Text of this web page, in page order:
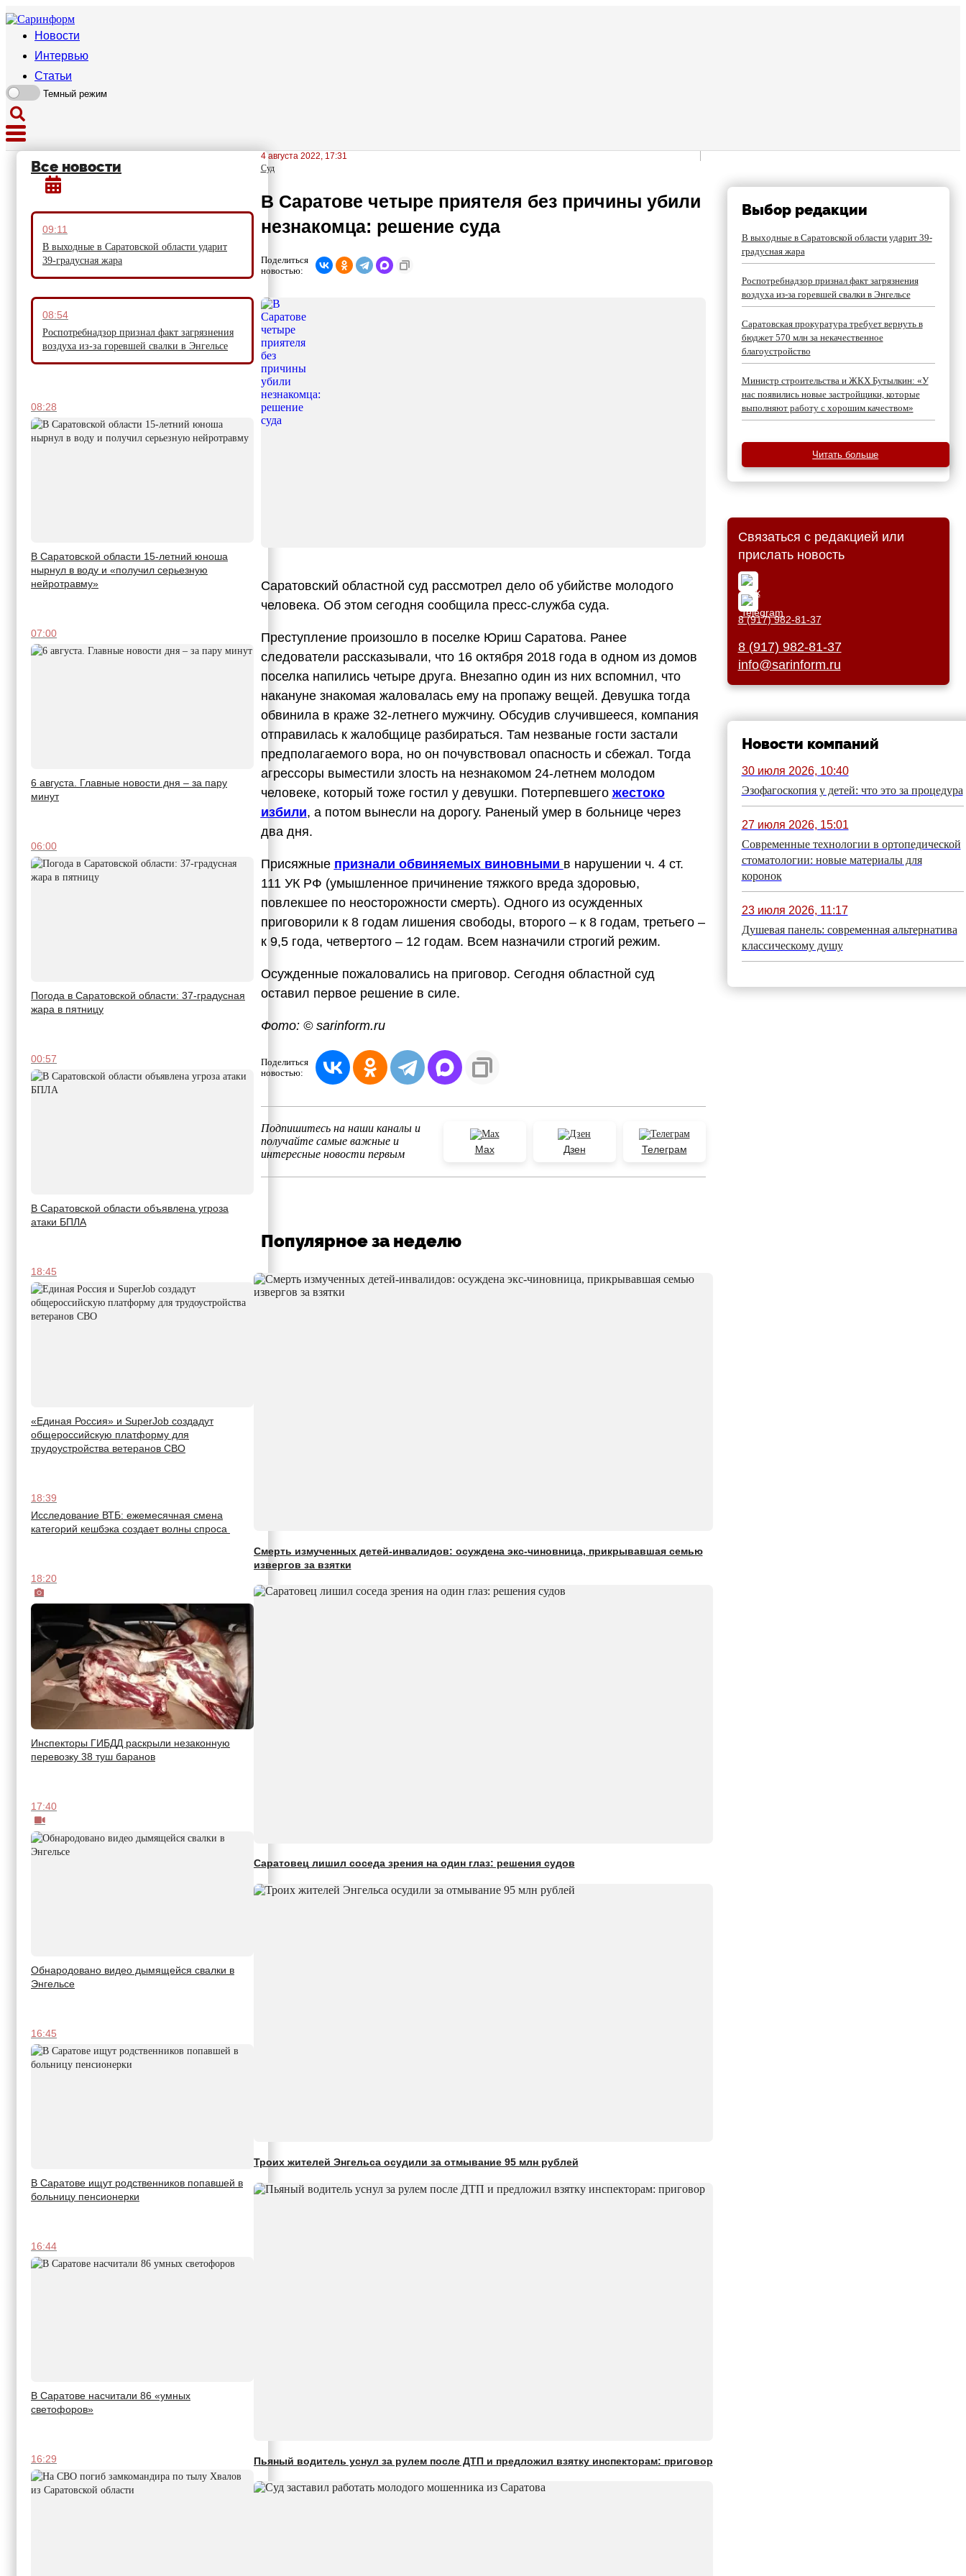
Новости
Интервью
Статьи
Темный режим
Все новости
09:11
В выходные в Саратовской области ударит
39-градусная жара
08:54
Роспотребнадзор признал факт загрязнения
воздуха из-за горевшей свалки в Энгельсе
08:28
В Саратовской области 15-летний юноша
нырнул в воду и «получил серьезную
нейротравму»
07:00
6 августа. Главные новости дня – за пару
минут
06:00
Погода в Саратовской области: 37-градусная
жара в пятницу
00:57
В Саратовской области объявлена угроза
атаки БПЛА
18:45
«Единая Россия» и SuperJob создадут
общероссийскую платформу для
трудоустройства ветеранов СВО
18:39
Исследование ВТБ: ежемесячная смена
категорий кешбэка создает волны спроса
18:20
Инспекторы ГИБДД раскрыли незаконную
перевозку 38 туш баранов
17:40
Обнародовано видео дымящейся свалки в
Энгельсе
16:45
В Саратове ищут родственников попавшей в
больницу пенсионерки
16:44
В Саратове насчитали 86 «умных
светофоров»
16:29
4 августа 2022, 17:31
Суд
В Саратове четыре приятеля без причины убили
незнакомца: решение суда
Поделиться
новостью:
Саратовский областной суд рассмотрел дело об убийстве молодого
человека. Об этом сегодня сообщила пресс-служба суда.
Преступление произошло в поселке Юриш Саратова. Ранее
следователи рассказывали, что 16 октября 2018 года в одном из домов
поселка напились четыре друга. Внезапно один из них вспомнил, что
накануне знакомая жаловалась ему на пропажу вещей. Девушка тогда
обвинила в краже 32-летнего мужчину. Обсудив случившееся, компания
отправилась к жалобщице разбираться. Там незваные гости застали
предполагаемого вора, но он почувствовал опасность и сбежал. Тогда
агрессоры выместили злость на незнакомом 24-летнем молодом
человеке, который тоже гостил у девушки. Потерпевшего жестоко
избили, а потом вынесли на дорогу. Раненый умер в больнице через
два дня.
Присяжные признали обвиняемых виновными в нарушении ч. 4 ст.
111 УК РФ (умышленное причинение тяжкого вреда здоровью,
повлекшее по неосторожности смерть). Одного из осужденных
приговорили к 8 годам лишения свободы, второго – к 8 годам, третьего –
к 9,5 года, четвертого – 12 годам. Всем назначили строгий режим.
Осужденные пожаловались на приговор. Сегодня областной суд
оставил первое решение в силе.
Фото: © sarinform.ru
Поделиться
новостью:
Подпишитесь на наши каналы и
получайте самые важные и
интересные новости первым
Max Дзен Телеграм
Популярное за неделю
Смерть измученных детей-инвалидов: осуждена экс-чиновница, прикрывавшая семью
извергов за взятки
Саратовец лишил соседа зрения на один глаз: решения судов
Троих жителей Энгельса осудили за отмывание 95 млн рублей
Пьяный водитель уснул за рулем после ДТП и предложил взятку инспекторам: приговор
Выбор редакции
В выходные в Саратовской области ударит 39-
градусная жара
Роспотребнадзор признал факт загрязнения
воздуха из-за горевшей свалки в Энгельсе
Саратовская прокуратура требует вернуть в
бюджет 570 млн за некачественное
благоустройство
Министр строительства и ЖКХ Бутылкин: «У
нас появились новые застройщики, которые
выполняют работу с хорошим качеством»
Читать больше
Связаться с редакцией или
прислать новость
8 (917) 982-81-37
8 (917) 982-81-37
info@sarinform.ru
Новости компаний
30 июля 2026, 10:40
Эзофагоскопия у детей: что это за процедура
27 июля 2026, 15:01
Современные технологии в ортопедической
стоматологии: новые материалы для
коронок
23 июля 2026, 11:17
Душевая панель: современная альтернатива
классическому душу